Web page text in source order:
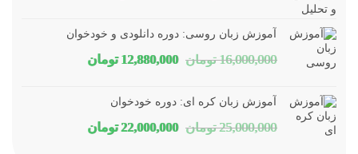
آموزش زبان روسی: دوره دانلودی و خودخوان
16,000,000 تومان قیمت
12,880,000 تومانقیمت
آموزش زبان کره ای: دوره خودخوان
25,000,000 تومان قیمت
22,000,000 تومانقیمت